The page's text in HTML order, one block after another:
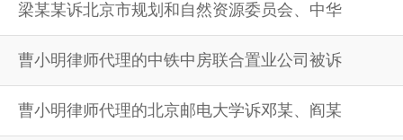
梁某某诉北京市规划和自然资源委员会、中华
曹小明律师代理的中铁中房联合置业公司被诉
曹小明律师代理的北京邮电大学诉邓某、阎某